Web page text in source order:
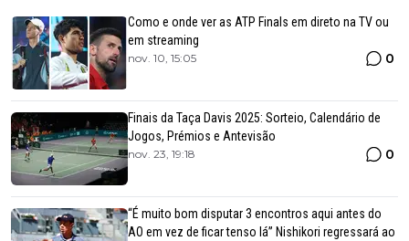
Como e onde ver as ATP Finals em direto na TV ou
em streaming
nov. 10, 15:05 0
Finais da Taça Davis 2025: Sorteio, Calendário de
Jogos, Prémios e Antevisão
nov. 23, 19:18 0
“É muito bom disputar 3 encontros aqui antes do
AO em vez de ficar tenso lá” Nishikori regressará ao